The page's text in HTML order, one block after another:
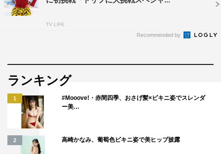
TV LIFE
Recommended by
ランキング
1
#Mooove!・赤間四季、おさげ髪×ビキニ姿でスレンダ
ー美…
2 高崎かなみ、葡萄色ビキニ姿で美ヒップ披露